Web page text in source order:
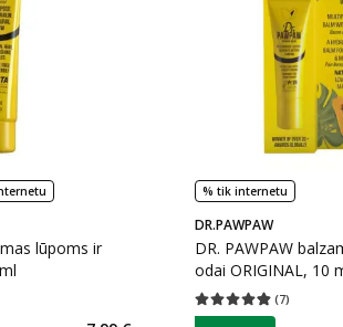
lūpoms ir
% tik internetu
DR.PAWPAW
DR. PAWPAW
odai ORIGINAL, 10
(7)
Vidutinis įvertinimas 4.86